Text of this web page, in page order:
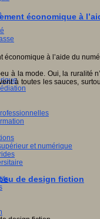
et numérique
économique à
à la mode. Oui, la ruralité
à toutes les sauces,
de design fiction